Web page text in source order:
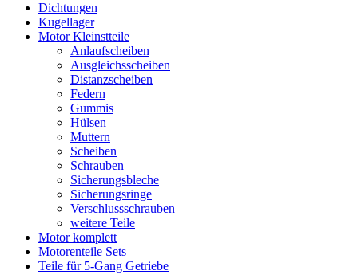
Dichtungen
Kugellager
Motor Kleinstteile
Anlaufscheiben
Ausgleichsscheiben
Distanzscheiben
Federn
Gummis
Hülsen
Muttern
Scheiben
Schrauben
Sicherungsbleche
Sicherungsringe
Verschlussschrauben
weitere Teile
Motor komplett
Motorenteile Sets
Teile für 5-Gang Getriebe